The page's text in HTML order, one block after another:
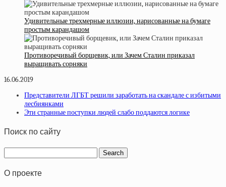
Удивительные трехмерные иллюзии, нарисованные на бумаге
простым карандашом
Противоречивый борщевик, или Зачем Сталин приказал
выращивать сорняки
16.06.2019
Представители ЛГБТ решили заработать на скандале с избитыми
лесбиянками
Эти странные поступки людей слабо поддаются логике
Поиск по сайту
О проекте